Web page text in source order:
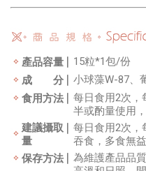
產品容量
15粒*1包/份
成 分
小球藻W-87、
食用方法
每日食用2次，
半或酌量使用
建議攝取
量
每日食用2次，
吞食，多食無益
保存方法
為維護產品品